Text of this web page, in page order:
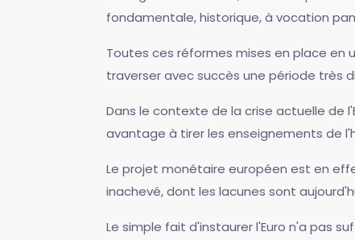
fondamentale, historique, à vocation
Toutes ces réformes mises en place en
traverser avec succès une période très
Dans le contexte de la crise actuelle de
avantage à tirer les enseignements de
Le projet monétaire européen est en
inachevé, dont les lacunes sont
Le simple fait d'instaurer l'Euro n'a pas